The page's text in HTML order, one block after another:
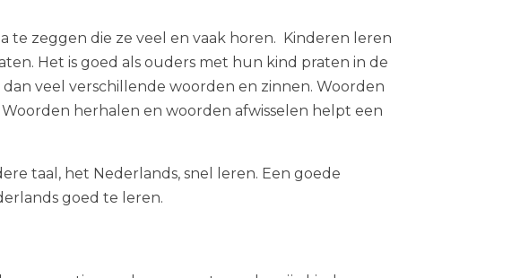
te zeggen die ze veel en vaak horen. Kinderen leren
Het is goed als ouders met hun kind praten in de
veel verschillende woorden en zinnen. Woorden
herhalen en woorden afwis­selen helpt een
taal, het Nederlands, snel leren. Een goede
goed te leren.